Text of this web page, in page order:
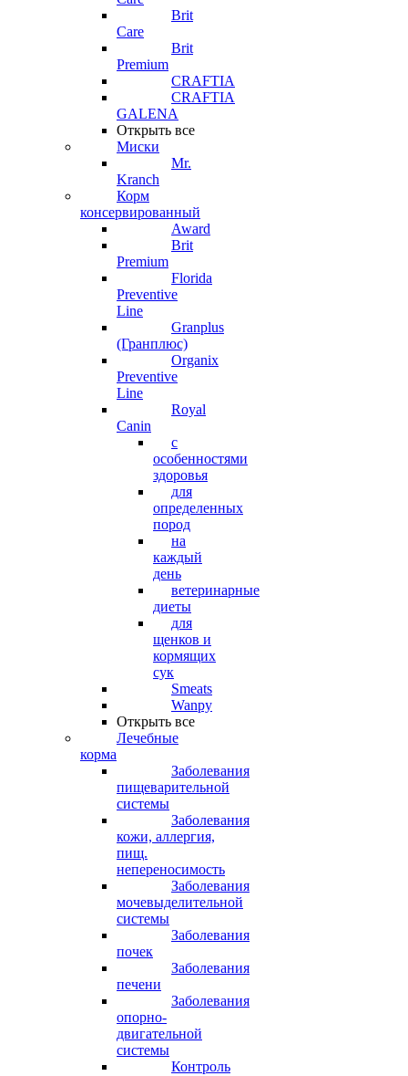
Brit
Care
Brit
Premium
CRAFTIA
CRAFTIA
GALENA
Открыть все
Миски
Mr.
Kranch
Корм
консервированный
Award
Brit
Premium
Florida
Preventive
Line
Granplus
(Гранплюс)
Organix
Preventive
Line
Royal
Canin
с
особенностями
здоровья
для
определенных
пород
на
каждый
день
ветеринарные
диеты
для
щенков и
кормящих
сук
Smeats
Wanpy
Открыть все
Лечебные
корма
Заболевания
пищеварительной
системы
Заболевания
кожи, аллергия,
пищ.
непереносимость
Заболевания
мочевыделительной
системы
Заболевания
почек
Заболевания
печени
Заболевания
опорно-
двигательной
системы
Контроль